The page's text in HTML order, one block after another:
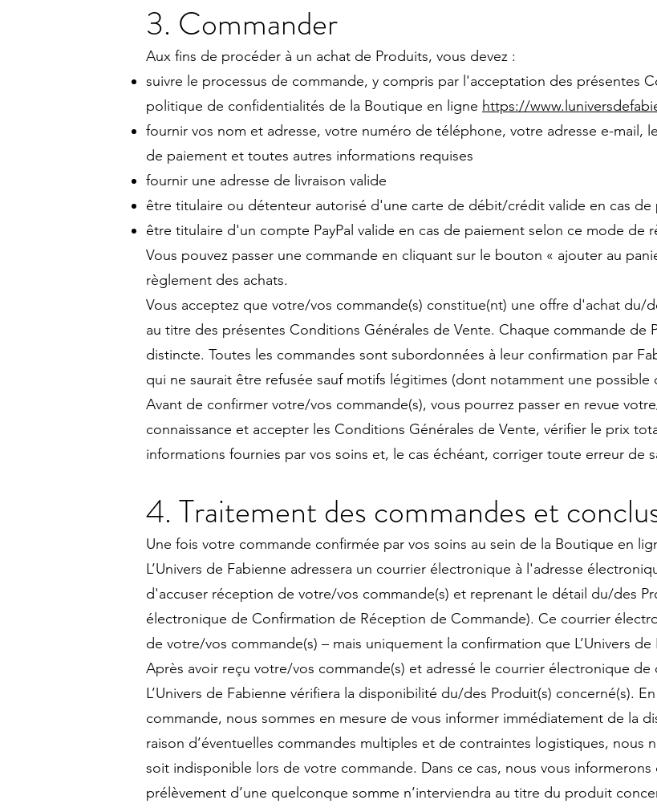
3. Commander
Aux fins de procéder à un achat de Produits, vous devez :
suivre le processus de commande, y compris par l'acceptation des présentes
politique de confidentialités de la Boutique en ligne https://
fournir vos nom et adresse, votre numéro de téléphone, votre adresse e-mail,
de paiement et toutes autres informations requises
fournir une adresse de livraison valide
être titulaire ou détenteur autorisé d'une carte de débit/crédit valide en cas
être titulaire d'un compte PayPal valide en cas de paiement selon ce mode de
Vous pouvez passer une commande en cliquant sur le bouton « ajouter au
règlement des achats.
Vous acceptez que votre/vos commande(s) constitue(nt) une offre d'achat du/
au titre des présentes Conditions Générales de Vente. Chaque commande
distincte. Toutes les commandes sont subordonnées à leur confirmation par
qui ne saurait être refusée sauf motifs légitimes (dont notamment une possible
Avant de confirmer votre/vos commande(s), vous pourrez passer en revue
connaissance et accepter les Conditions Générales de Vente, vérifier le prix
informations fournies par vos soins et, le cas échéant, corriger toute erreur de
4. Traitement des commandes et
Une fois votre commande confirmée par vos soins au sein de la Boutique en
L’Univers de Fabienne adressera un courrier électronique à l'adresse
d'accuser réception de votre/vos commande(s) et reprenant le détail du/des
électronique de Confirmation de Réception de Commande). Ce courrier
de votre/vos commande(s) – mais uniquement la confirmation que L’Univers
Après avoir reçu votre/vos commande(s) et adressé le courrier électronique
L’Univers de Fabienne vérifiera la disponibilité du/des Produit(s) concerné(s).
commande, nous sommes en mesure de vous informer immédiatement de la
raison d’éventuelles commandes multiples et de contraintes logistiques, nous
soit indisponible lors de votre commande. Dans ce cas, nous vous
prélèvement d’une quelconque somme n’interviendra au titre du produit